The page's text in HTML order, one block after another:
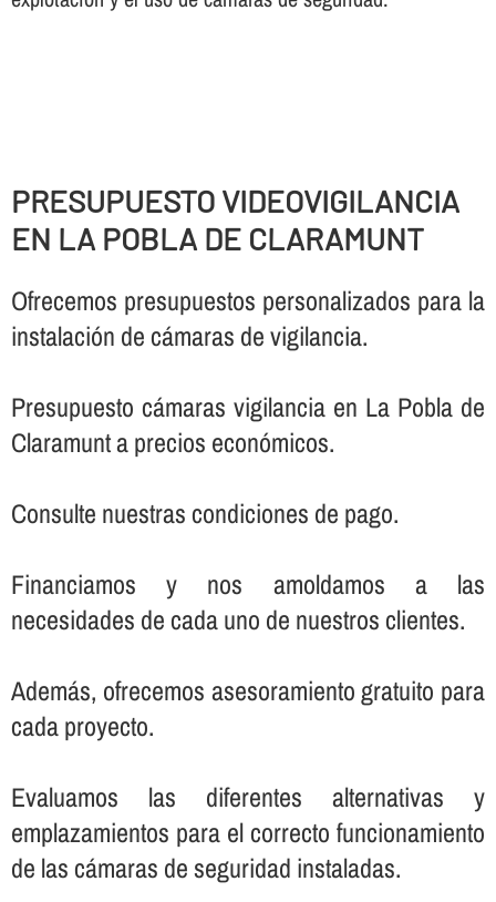
PRESUPUESTO VIDEOVIGILANCIA
EN LA POBLA DE CLARAMUNT
Ofrecemos presupuestos personalizados para la
instalación de cámaras de vigilancia.
Presupuesto cámaras vigilancia en La Pobla de
Claramunt a precios económicos.
Consulte nuestras condiciones de pago.
Financiamos y nos amoldamos a las
necesidades de cada uno de nuestros clientes.
Además, ofrecemos asesoramiento gratuito para
cada proyecto.
Evaluamos las diferentes alternativas y
emplazamientos para el correcto funcionamiento
de las cámaras de seguridad instaladas.